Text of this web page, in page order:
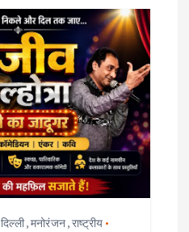
दिल्ली,मनोरंजन,राष्ट्रीय